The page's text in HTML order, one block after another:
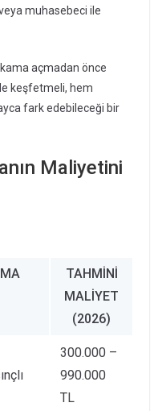
muhasebeci ile
açmadan önce
keşfetmeli, hem
fark edebileceği bir
Maliyetini
TAHMINI
MALIYET
(2026)
300.000 –
990.000
TL